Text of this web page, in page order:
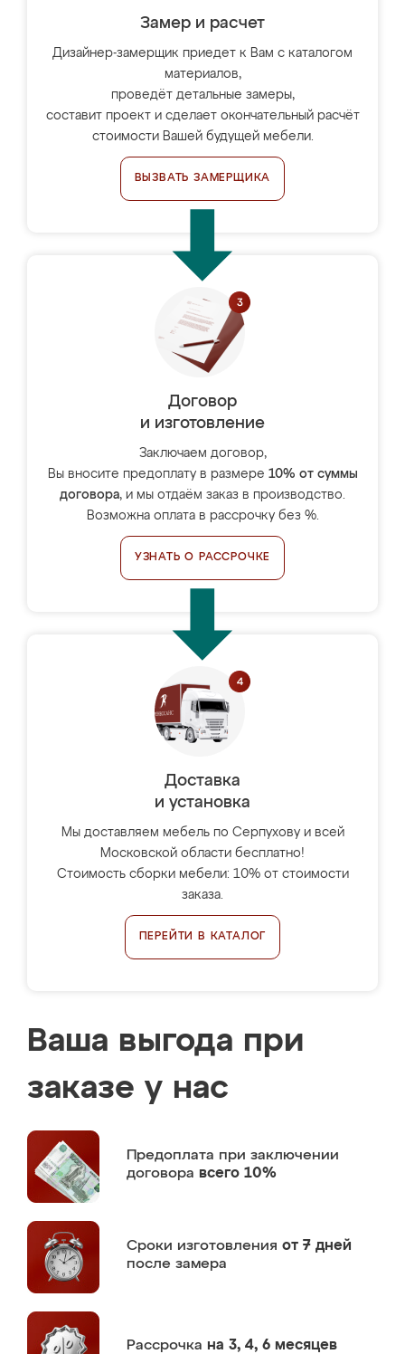
Замер и расчет
Дизайнер-замерщик приедет к Вам с каталогом
материалов,
проведёт детальные замеры,
составит проект и сделает окончательный расчёт
стоимости Вашей будущей мебели.
ВЫЗВАТЬ ЗАМЕРЩИКА
Договор
и изготовление
Заключаем договор,
Вы вносите предоплату в размере 10% от суммы
договора, и мы отдаём заказ в производство.
Возможна оплата в рассрочку без %.
УЗНАТЬ О РАССРОЧКЕ
Доставка
и установка
Мы доставляем мебель по Серпухову и всей
Московской области бесплатно!
Стоимость сборки мебели: 10% от стоимости
заказа.
ПЕРЕЙТИ В КАТАЛОГ
Ваша выгода при
заказе у нас
Предоплата при заключении
договора всего 10%
Сроки изготовления от 7 дней
после замера
Рассрочка на 3, 4, 6 месяцев